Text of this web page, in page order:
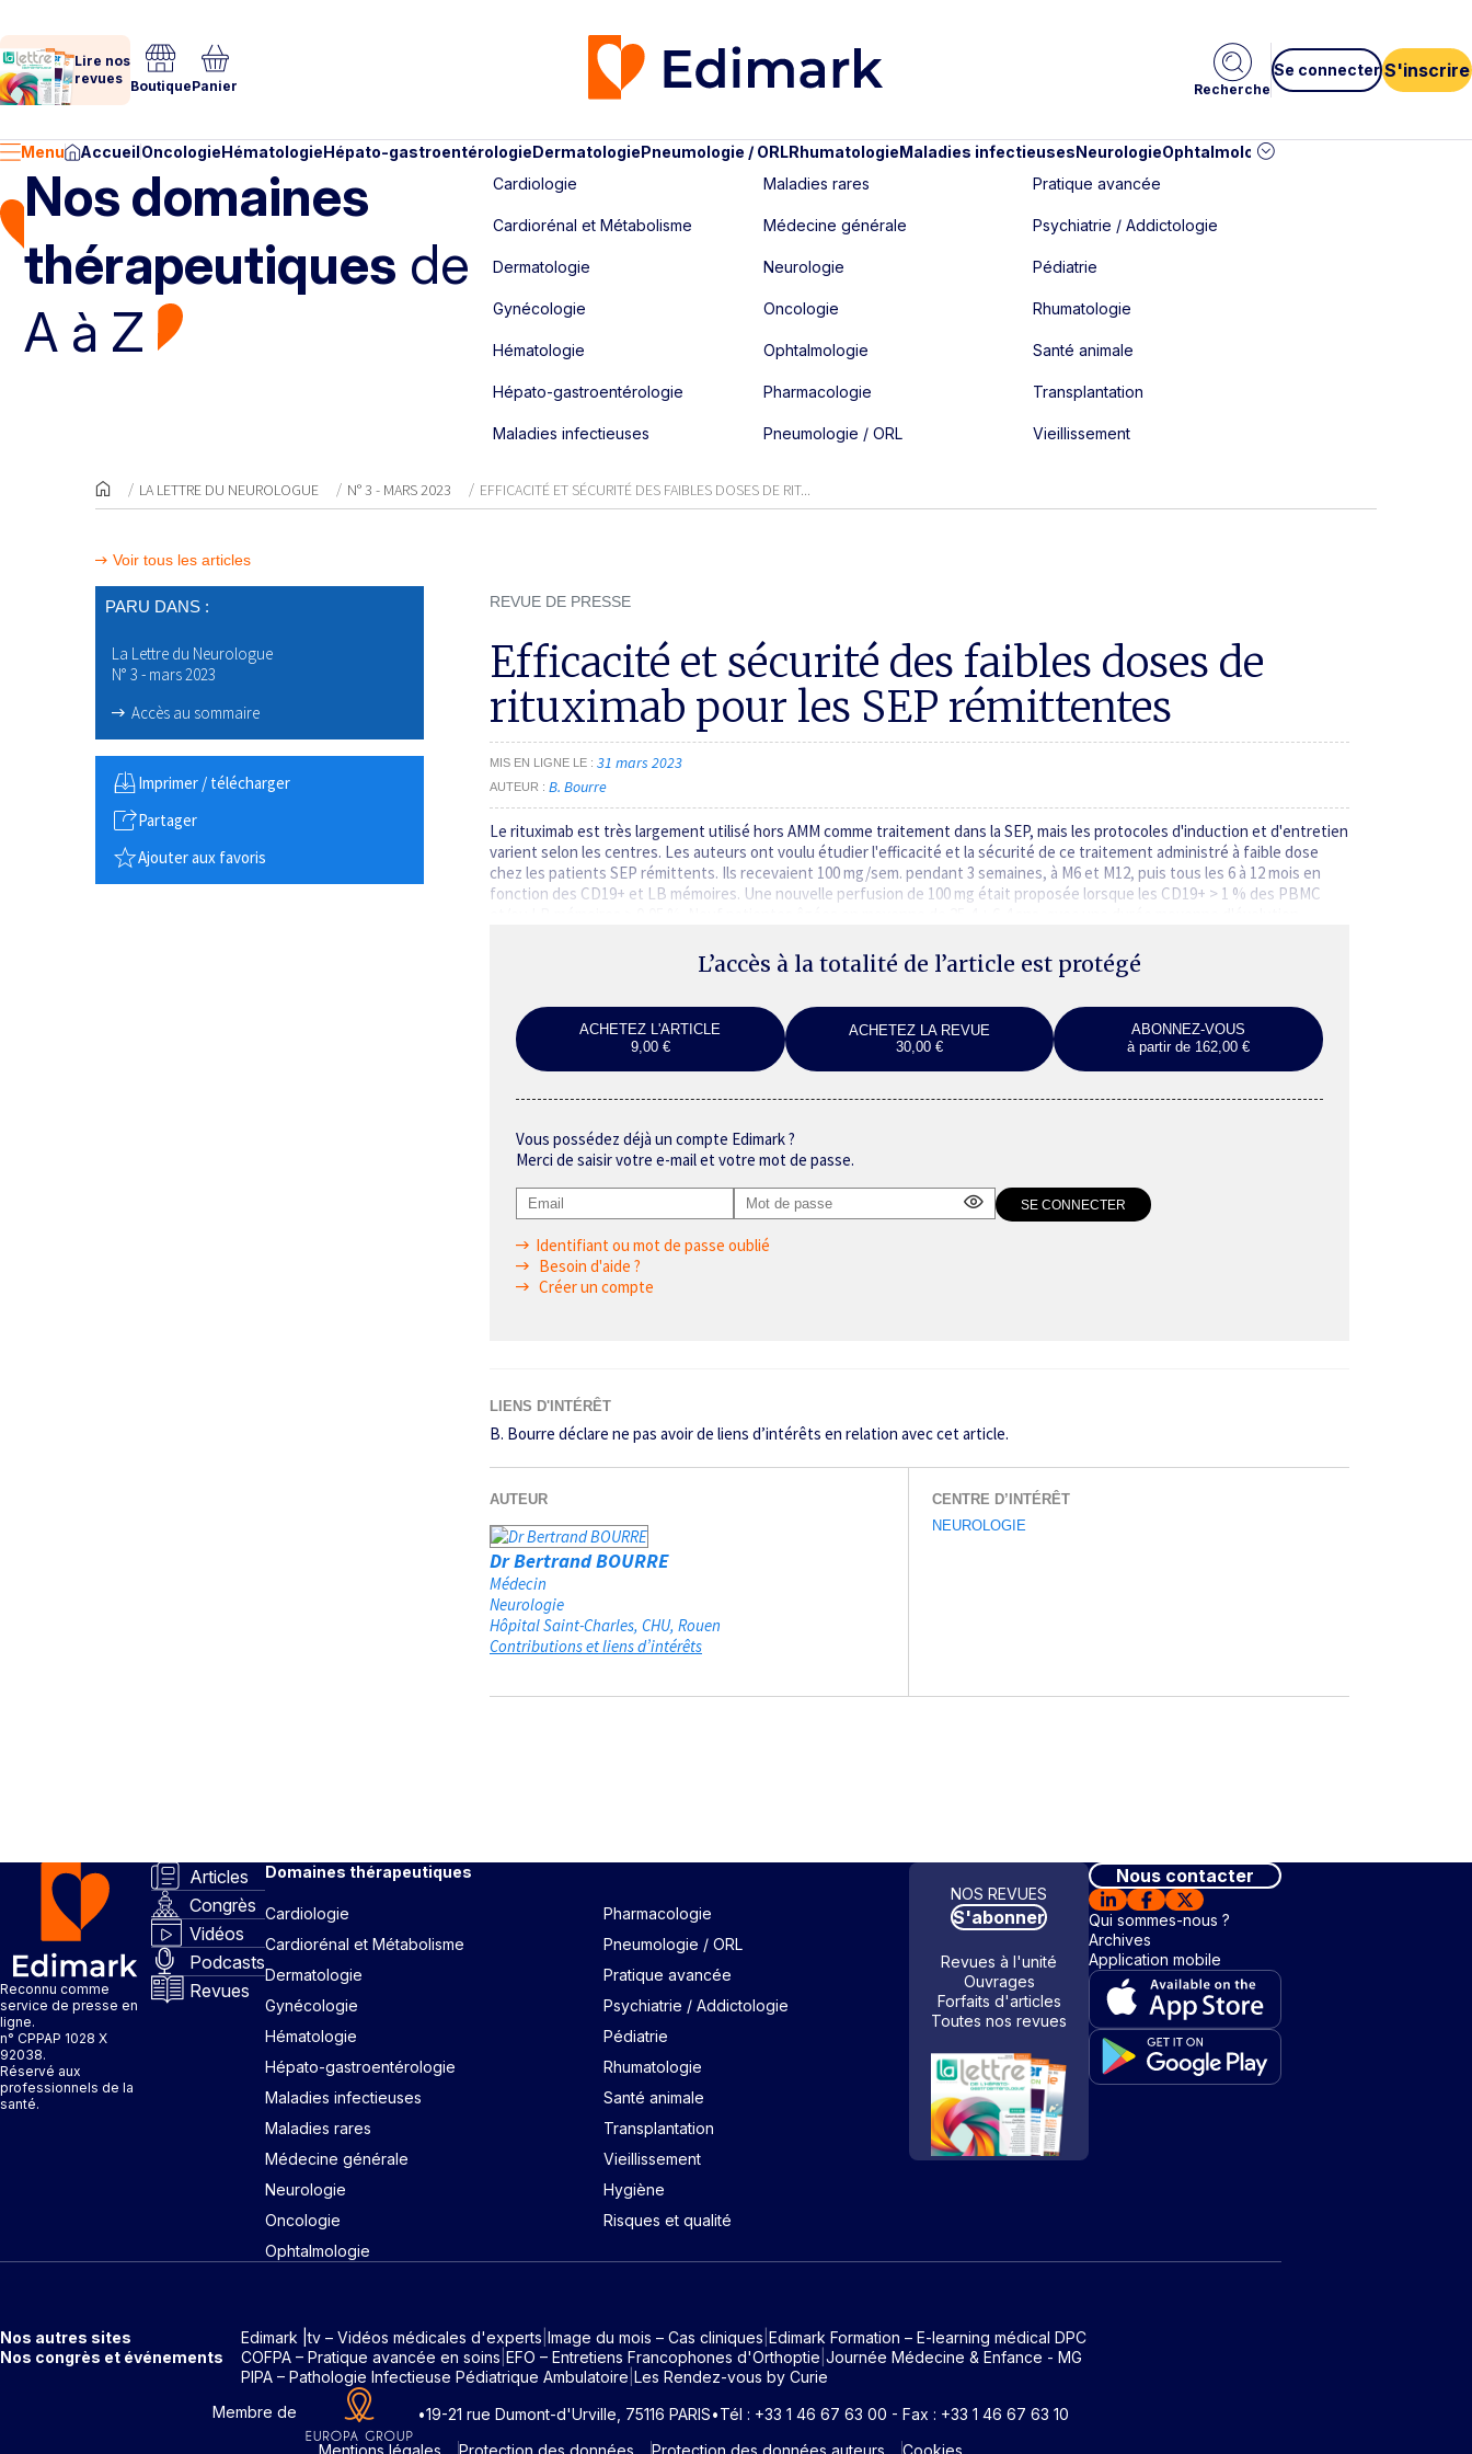
Lire nos
revues BoutiquePanier Recherche
Se connecter S'inscrire
Menu AccueilOncologieHématologieHépato-gastroentérologieDermatologiePneumologie / ORLRhumatologieMaladies infectieusesNeurologieOphtalmologie
Nos domaines
thérapeutiques de
A à Z
Cardiologie
Cardiorénal et Métabolisme
Dermatologie
Gynécologie
Hématologie
Hépato-gastroentérologie
Maladies infectieuses
Maladies rares
Médecine générale
Neurologie
Oncologie
Ophtalmologie
Pharmacologie
Pneumologie / ORL
Pratique avancée
Psychiatrie / Addictologie
Pédiatrie
Rhumatologie
Santé animale
Transplantation
Vieillissement
LA LETTRE DU NEUROLOGUE N° 3 - MARS 2023 EFFICACITÉ ET SÉCURITÉ DES FAIBLES DOSES DE RIT...
Voir tous les articles
PARU DANS :
La Lettre du Neurologue
N° 3 - mars 2023
Accès au sommaire
Imprimer / télécharger
Partager
Ajouter aux favoris
REVUE DE PRESSE
Efficacité et sécurité des faibles doses de
rituximab pour les SEP rémittentes
MIS EN LIGNE LE 31 mars 2023
AUTEUR B. Bourre
Le rituximab est très largement utilisé hors AMM comme traitement dans la SEP, mais les protocoles d'induction et d'entretien
varient selon les centres. Les auteurs ont voulu étudier l'efficacité et la sécurité de ce traitement administré à faible dose
chez les patients SEP rémittents. Ils recevaient 100 mg/sem. pendant 3 semaines, à M6 et M12, puis tous les 6 à 12 mois en
fonction des CD19+ et LB mémoires. Une nouvelle perfusion de 100 mg était proposée lorsque les CD19+ > 1 % des PBMC
L’accès à la totalité de l’article est protégé
ACHETEZ L'ARTICLE
9,00 €
ACHETEZ LA REVUE
30,00 €
ABONNEZ-VOUS
à partir de 162,00 €
Vous possédez déjà un compte Edimark ?
Merci de saisir votre e-mail et votre mot de passe.
Identifiant ou mot de passe oublié
Besoin d'aide ?
Créer un compte
LIENS D'INTÉRÊT
B. Bourre déclare ne pas avoir de liens d’intérêts en relation avec cet article.
AUTEUR
Dr Bertrand BOURRE
Médecin
Neurologie
Hôpital Saint-Charles, CHU Rouen
Contributions et liens d’intérêts
CENTRE D’INTÉRÊT
NEUROLOGIE
Reconnu comme
service de presse en
ligne.
n° CPPAP 1028 X
92038.
Réservé aux
professionnels de la
santé.
Articles
Congrès
Vidéos
Podcasts
Revues
Domaines thérapeutiques
Cardiologie
Cardiorénal et Métabolisme
Dermatologie
Gynécologie
Hématologie
Hépato-gastroentérologie
Maladies infectieuses
Maladies rares
Médecine générale
Neurologie
Oncologie
Ophtalmologie
Pharmacologie
Pneumologie / ORL
Pratique avancée
Psychiatrie / Addictologie
Pédiatrie
Rhumatologie
Santé animale
Transplantation
Vieillissement
Hygiène
Risques et qualité
NOS REVUES
S'abonner
Revues à l'unité
Ouvrages
Forfaits d'articles
Toutes nos revues
Nous contacter
Qui sommes-nous ?
Archives
Application mobile
Nos autres sites Edimark |tv – Vidéos médicales d'experts Image du mois – Cas cliniques Edimark Formation – E-learning médical DPC
Nos congrès et événements
COFPA – Pratique avancée en soins EFO – Entretiens Francophones d'Orthoptie Journée Médecine & Enfance - MG
PIPA – Pathologie Infectieuse Pédiatrique Ambulatoire Les Rendez-vous by Curie
Membre de
•19-21 rue Dumont-d'Urville, 75116 PARIS•Tél : +33 1 46 67 63 00 - Fax : +33 1 46 67 63 10
Mentions légales
Protection des données Protection des données auteurs Cookies